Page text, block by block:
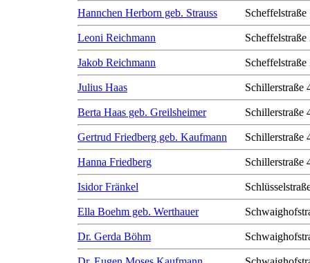
Hannchen Herborn geb. Strauss Scheffelstraße
Leoni Reichmann Scheffelstraße
Jakob Reichmann Scheffelstraße
Julius Haas Schillerstraße
Berta Haas geb. Greilsheimer Schillerstraße
Gertrud Friedberg geb. Kaufmann Schillerstraße
Hanna Friedberg Schillerstraße
Isidor Fränkel
Ella Boehm geb. Werthauer
Dr. Gerda Böhm